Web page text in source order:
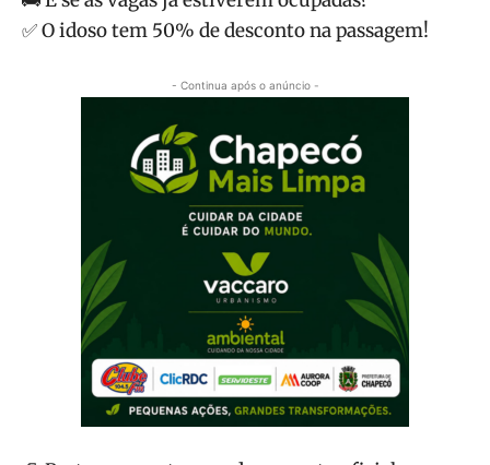
✅ O idoso tem 50% de desconto na passagem!
- Continua após o anúncio -